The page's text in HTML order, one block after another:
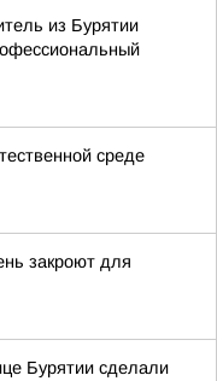
из Бурятии
среде
закроют для
Бурятии сделали